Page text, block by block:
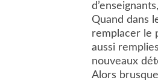
Quand dans
remplacer le
aussi
nouveaux
Alors